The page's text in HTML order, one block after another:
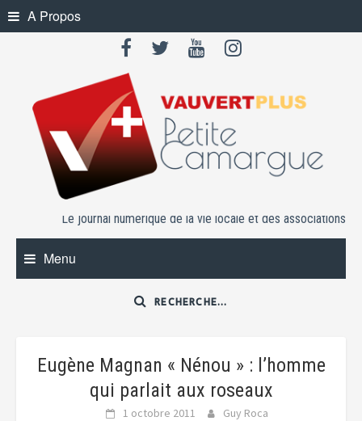
Skip
to
A Propos
Le journal numérique de la vie locale et des associations
Menu
Eugène Magnan « Nénou » : l’homme
qui parlait aux roseaux
1 octobre 2011 Guy Roca